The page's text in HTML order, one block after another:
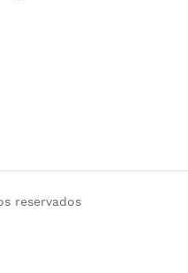
reservados